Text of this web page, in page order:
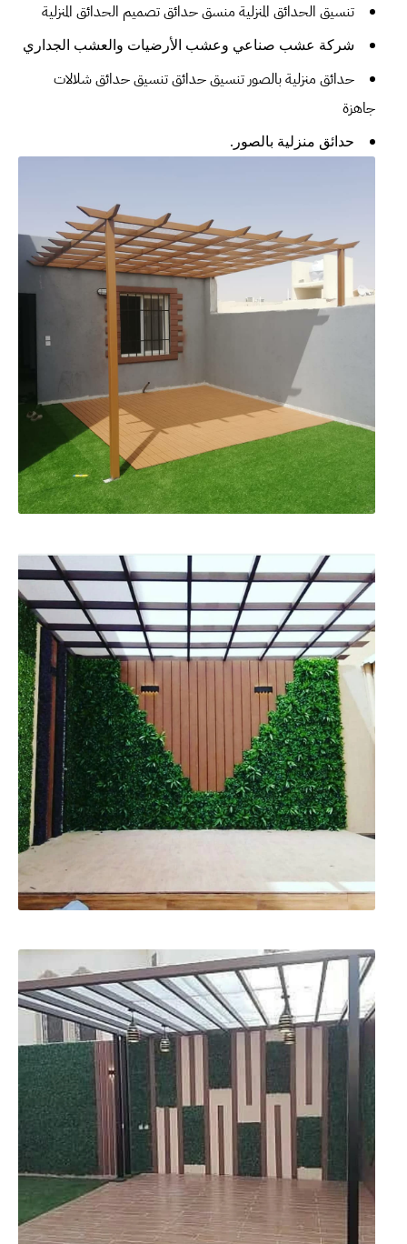
تنسيق الحدائق المنزلية منسق حدائقتصميم الحدائق المنزلية
شركة عشب صناعي وعشب الأرضيات والعشب الجداري
حدائق منزلية بالصورتنسيق حدائقتنسيق حدائقشلالات
جاهزة
حدائق منزلية بالصور.